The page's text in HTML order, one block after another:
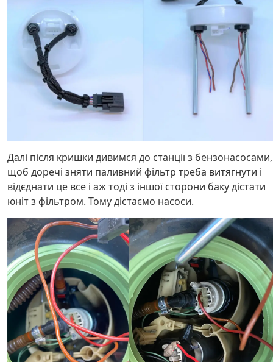
Далі після кришки дивимся до станції з бензонасосами,
щоб доречі зняти паливний фільтр треба витягнути і
відєднати це все і аж тоді з іншої сторони баку дістати
юніт з фільтром. Тому дістаємо насоси.